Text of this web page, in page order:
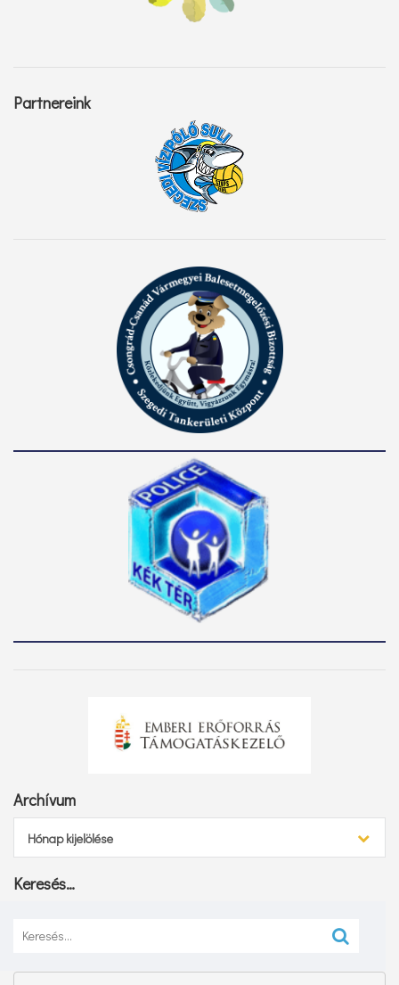
Partnereink
Archívum
Hónap kijelölése
Keresés…
Keresés: